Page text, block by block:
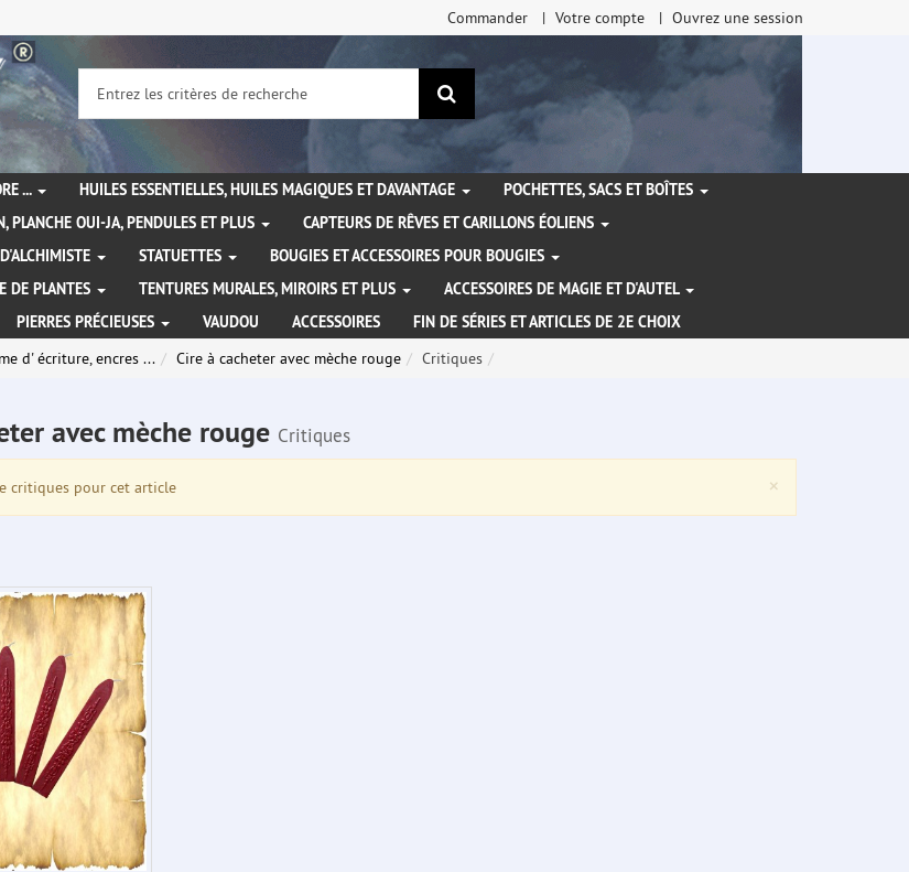
Commander Votre compte Ouvrez une session
Rechercher
... HUILES ESSENTIELLES, HUILES MAGIQUES ET DAVANTAGE
POCHETTES, SACS ET BOÎTES
PLANCHE OUI-JA, PENDULES ET PLUS
CAPTEURS DE RÊVES ET CARILLONS ÉOLIENS
STATUETTES
BOUGIES ET ACCESSOIRES POUR BOUGIES
DE PLANTES TENTURES MURALES, MIROIRS ET PLUS
ACCESSOIRES DE MAGIE ET D'AUTEL
PIERRES PRÉCIEUSES VAUDOU ACCESSOIRES
FIN DE SÉRIES ET ARTICLES DE 2E CHOIX
d' écriture, encres ... Cire à cacheter avec mèche rouge Critiques
avec mèche rouge Critiques
×
critiques pour cet article